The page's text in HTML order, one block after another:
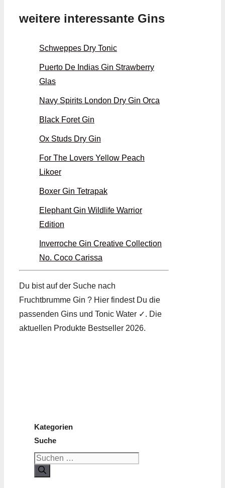
weitere interessante Gins
Schweppes Dry Tonic
Puerto De Indias Gin Strawberry
Glas
Navy Spirits London Dry Gin Orca
Black Foret Gin
Ox Studs Dry Gin
For The Lovers Yellow Peach
Likoer
Boxer Gin Tetrapak
Elephant Gin Wildlife Warrior
Edition
Inverroche Gin Creative Collection
No. Coco Carissa
Du bist auf der Suche nach
Fruchtbrumme Gin ? Hier findest Du die
passenden Gins und Tonic Water ✓. Die
aktuellen Produkte Bestseller 2026.
Kategorien
Suche
Suchen
nach: